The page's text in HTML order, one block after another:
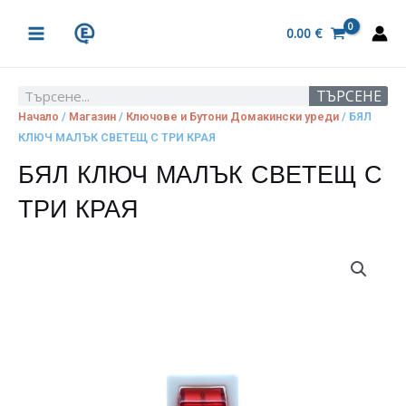
MENU
0.00 €
Search ТЪРСЕНЕ
Начало / Магазин / Ключове и Бутони Домакински уреди / БЯЛ
КЛЮЧ МАЛЪК СВЕТЕЩ С ТРИ КРАЯ
БЯЛ КЛЮЧ МАЛЪК СВЕТЕЩ С
ТРИ КРАЯ